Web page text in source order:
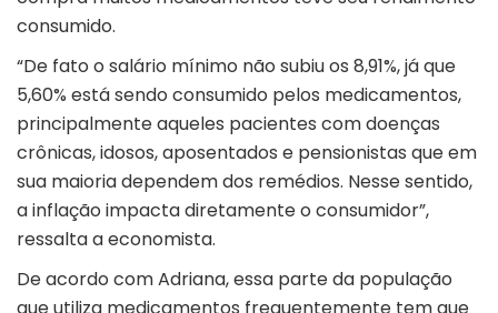
consumido.
“De fato o salário mínimo não subiu os 8,91%, já que
5,60% está sendo consumido pelos medicamentos,
principalmente aqueles pacientes com doenças
crônicas, idosos, aposentados e pensionistas que em
sua maioria dependem dos remédios. Nesse sentido,
a inflação impacta diretamente o consumidor”,
ressalta a economista.
De acordo com Adriana, essa parte da população